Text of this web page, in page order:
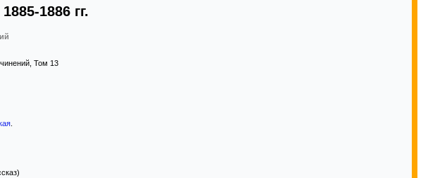
1886 гг.
, Том 13
.